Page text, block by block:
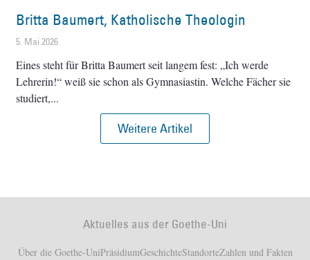
Britta Baumert, Katholische Theologin
5. Mai 2026
Eines steht für Britta Baumert seit langem fest: „Ich werde
Lehrerin!“ weiß sie schon als Gymnasiastin. Welche Fächer sie
studiert,
Weitere Artikel
Aktuelles aus der Goethe-Uni
Über die Goethe-UniPräsidiumGeschichteStandorteZahlen und Fakten